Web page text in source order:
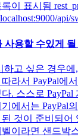
이 표시됨
api/
사용할 수있게 될
하고 싶은 경우
라서 PayPal에
. 스스로 PayPal
에서는 PayPal
것이 준비되어
이라면 샌드박